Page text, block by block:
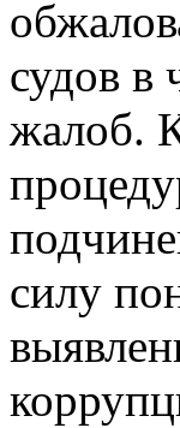
судов в
жалоб.
силу